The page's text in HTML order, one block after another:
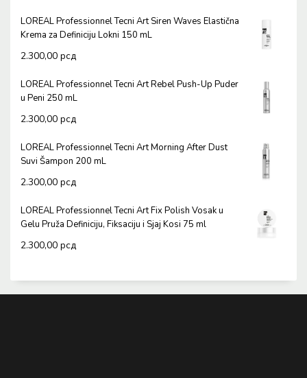
LOREAL Professionnel Tecni Art Siren Waves Elastična
Krema za Definiciju Lokni 150 mL
2.300,00 рсд
LOREAL Professionnel Tecni Art Rebel Push-Up Puder
u Peni 250 mL
2.300,00 рсд
LOREAL Professionnel Tecni Art Morning After Dust
Suvi Šampon 200 mL
2.300,00 рсд
LOREAL Professionnel Tecni Art Fix Polish Vosak u
Gelu Pruža Definiciju, Fiksaciju i Sjaj Kosi 75 ml
2.300,00 рсд